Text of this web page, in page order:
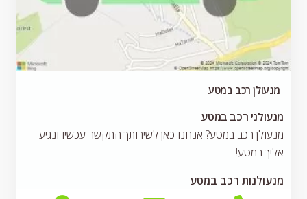
מנעולן רכב במטע
מנעולני רכב במטע
מנעולן רכב במטע? אנחנו כאן לשירותך התקשר עכשיו ונגיע
אליך במטע!
מנעולנות רכב במטע